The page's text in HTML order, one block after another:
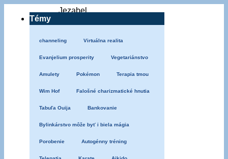
Home
Jezabel,
falošné
náuky
a
čias
Dar
jazykov
Témy
channeling Virtuálna realita
Evanjelium prosperity Vegetariánstvo
Amulety Pokémon Terapia tmou
Wim Hof Falošné charizmatické hnutia
Tabuľa Ouija Bankovanie
Bylinkárstvo môže byť i biela mágia
Porobenie Autogénny tréning